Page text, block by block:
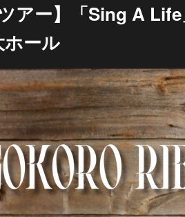
アー】「Sing A
ール